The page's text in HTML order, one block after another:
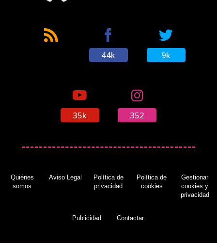
44k 9k
35k 352
Quiénes
somos
Aviso Legal
Política de
privacidad
Política de
cookies
Gestionar
cookies y
privacidad
Publicidad Contactar